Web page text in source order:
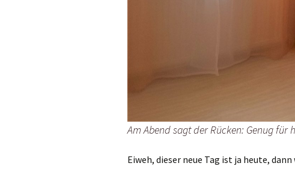
Am Abend sagt der Rücken: Genug
Eiweh, dieser neue Tag ist ja heute,